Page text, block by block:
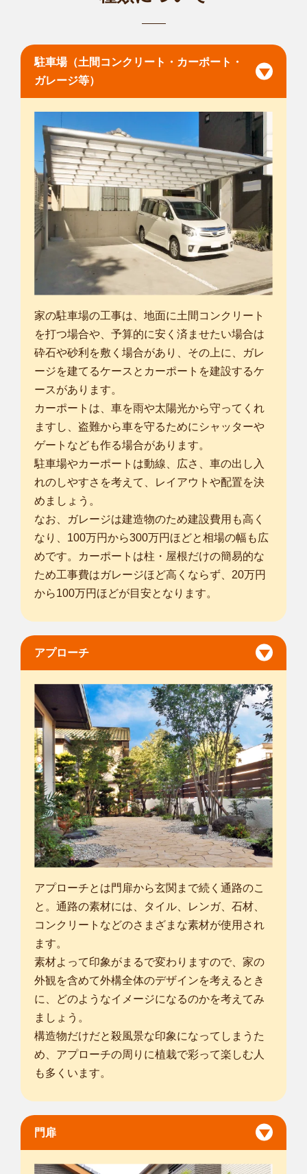
駐車場（土間コンクリート・カーポート・
ガレージ等）
家の駐車場の工事は、地面に土間コンクリート
を打つ場合や、予算的に安く済ませたい場合は
砕石や砂利を敷く場合があり、その上に、ガレ
ージを建てるケースとカーポートを建設するケ
ースがあります。
カーポートは、車を雨や太陽光から守ってくれ
ますし、盗難から車を守るためにシャッターや
ゲートなども作る場合があります。
駐車場やカーポートは動線、広さ、車の出し入
れのしやすさを考えて、レイアウトや配置を決
めましょう。
なお、ガレージは建造物のため建設費用も高く
なり、100万円から300万円ほどと相場の幅も広
めです。カーポートは柱・屋根だけの簡易的な
ため工事費はガレージほど高くならず、20万円
から100万円ほどが目安となります。
アプローチ
アプローチとは門扉から玄関まで続く通路のこ
と。通路の素材には、タイル、レンガ、石材、
コンクリートなどのさまざまな素材が使用され
ます。
素材よって印象がまるで変わりますので、家の
外観を含めて外構全体のデザインを考えるとき
に、どのようなイメージになるのかを考えてみ
ましょう。
構造物だけだと殺風景な印象になってしまうた
め、アプローチの周りに植栽で彩って楽しむ人
も多くいます。
門扉